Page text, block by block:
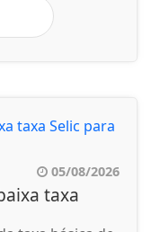
05/08/2026
taxa